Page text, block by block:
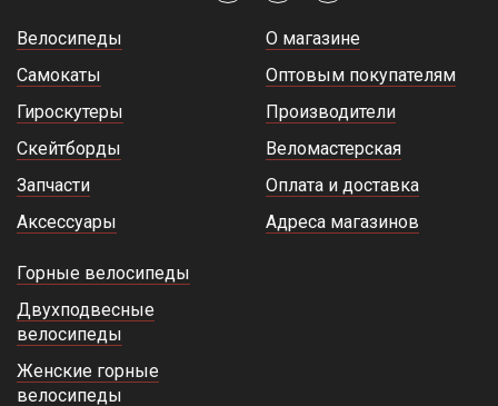
Велосипеды
Самокаты
Гироскутеры
Скейтборды
Запчасти
Аксессуары
О магазине
Оптовым покупателям
Производители
Веломастерская
Оплата и доставка
Адреса магазинов
Горные велосипеды
Двухподвесные
велосипеды
Женские горные
велосипеды